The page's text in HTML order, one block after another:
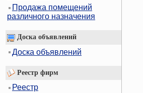
Продажа помещений
различного назначения
Доска объявлений
Доска объявлений
Реестр фирм
Реестр